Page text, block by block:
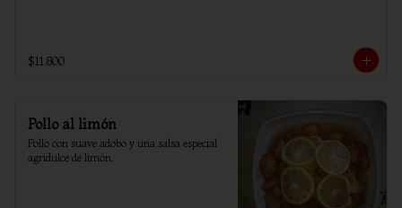
$11.800
Pollo al limón
Pollo con suave adobo y una salsa especial
agridulce de limón.